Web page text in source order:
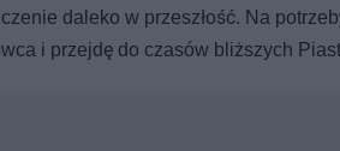
daleko w przeszłość. Na
i przejdę do czasów bliższych